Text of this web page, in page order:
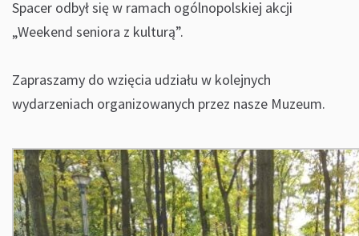
Spacer odbył się w ramach ogólnopolskiej akcji
„Weekend seniora z kulturą”.
Zapraszamy do wzięcia udziału w kolejnych
wydarzeniach organizowanych przez nasze Muzeum.